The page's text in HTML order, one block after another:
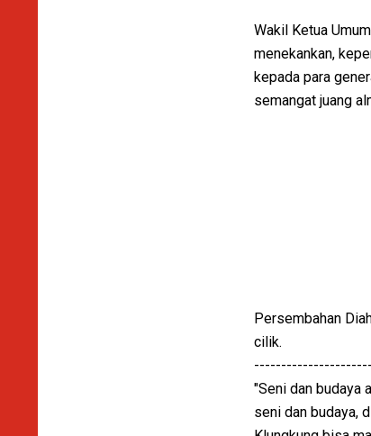
Wakil Ketua
menekankan,
kepada para
semangat juang
Persembahan
cilik.
"Seni dan budaya
seni dan budaya,